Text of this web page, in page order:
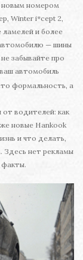
новым номером
Winter i*cept 2,
ламелей и более
— шины
забывайте про
автомобиль
формальность, а
от водителей: как
новые Hankook
и что делать,
Здесь нет рекламы
факты.